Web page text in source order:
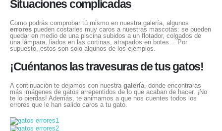
Situaciones complicadas
Como podrás comprobar tú mismo en nuestra galería, algunos
errores pueden costarles muy caros a nuestras mascotas: se pueden
quedar en medio de una piscina subidos a un flotador, colgados de
una lámpara, liados en las cortinas, atrapados en botes… Por
supuesto, estos son solo algunos de los ejemplos.
¡Cuéntanos las travesuras de tus gatos!
A continuación te dejamos con nuestra galería, donde encontrarás
más imágenes de gatos arrepentidos de lo que acaban de hacer. ¡No
te lo pierdas! Además, te animamos a que nos cuentes todos los
errores que le han salido caros a tu gato.